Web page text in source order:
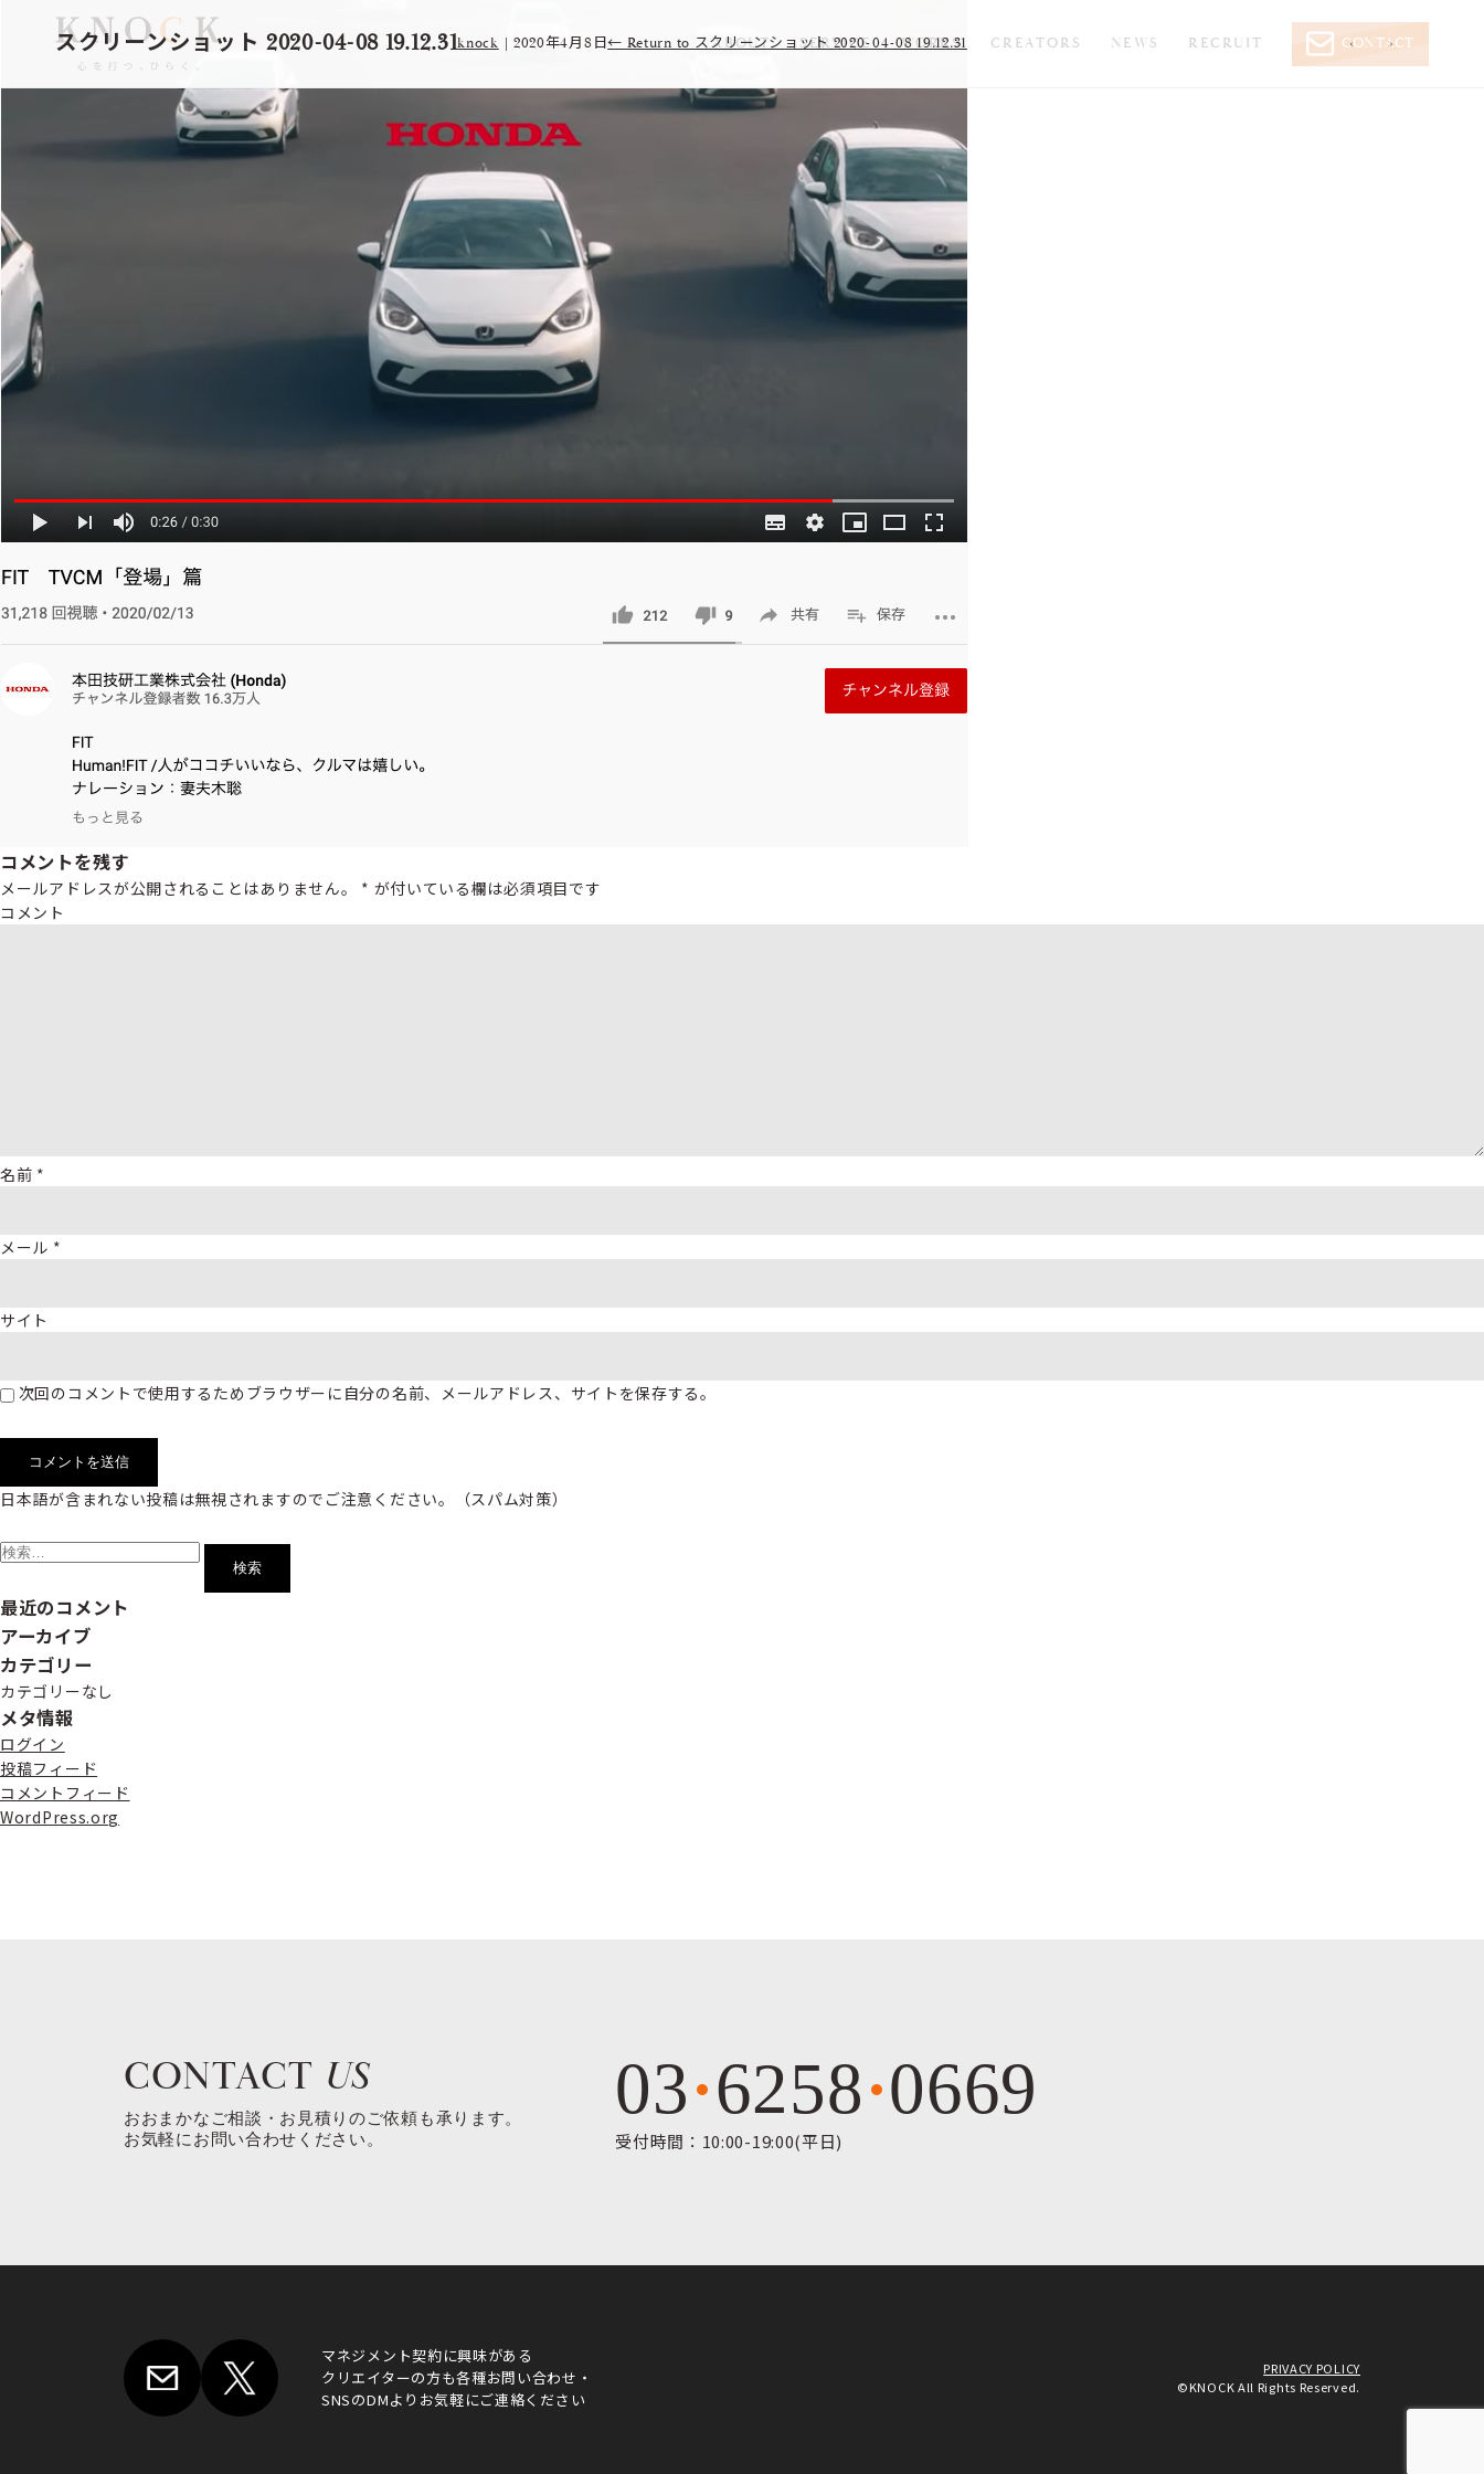
ABOUT SERVICE WORKS CREATORS NEWS RECRUIT CONTACT
スクリーンショット 2020-04-08 19.12.31knock | 2020年4月8日← Return to スクリーンショット 2020-04-08 19.12.31 ‹ ›
コメントを残す
メールアドレスが公開されることはありません。 * が付いている欄は必須項目です
コメント
名前 *
メール *
サイト
次回のコメントで使用するためブラウザーに自分の名前、メールアドレス、サイトを保存する。
日本語が含まれない投稿は無視されますのでご注意ください。（スパム対策）
索:
最近のコメント
アーカイブ
カテゴリー
カテゴリーなし
メタ情報
ログイン
投稿フィード
コメントフィード
WordPress.org
CONTACT US
おおまかなご相談・お見積りのご依頼も承ります。
お気軽にお問い合わせください。
03 6258 0669
受付時間：10:00-19:00(平日)
マネジメント契約に興味がある
クリエイターの方も各種お問い合わせ・
SNSのDMよりお気軽にご連絡ください
PRIVACY POLICY
©KNOCK All Rights Reserved.